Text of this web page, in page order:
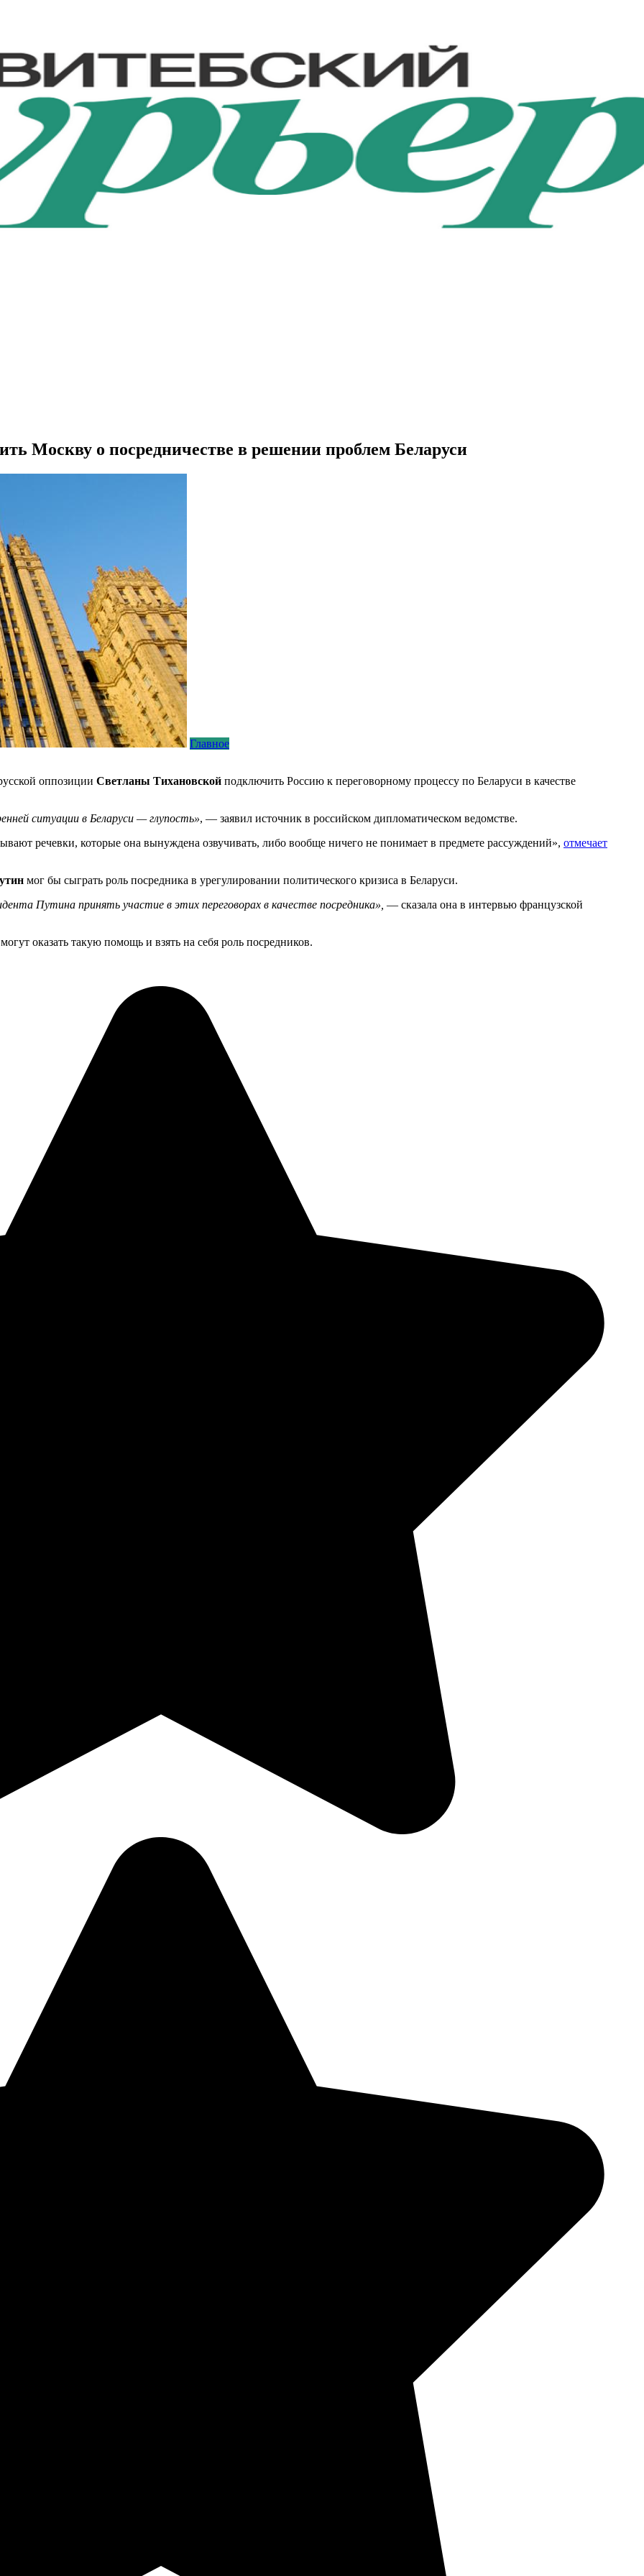
Москву о посредничестве в решении проблем Беларуси
Главное
оппозиции Светланы Тихановской подключить Россию к переговорному процессу по Беларуси в качестве
ситуации в Беларуси — глупость», — заявил источник в российском дипломатическом ведомстве.
речевки, которые она вынуждена озвучивать, либо вообще ничего не понимает в предмете рассуждений», отмечает
мог бы сыграть роль посредника в урегулировании политического кризиса в Беларуси.
Путина принять участие в этих переговорах в качестве посредника», — сказала она в интервью французской
оказать такую помощь и взять на себя роль посредников.